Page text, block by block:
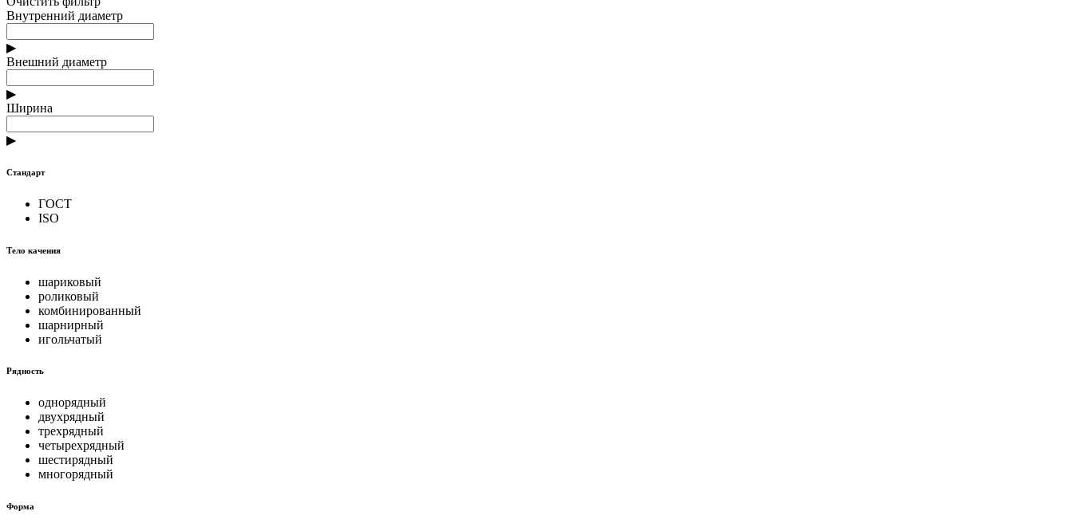
Внутренний диаметр
▶
Внешний диаметр
▶
Ширина
▶
Стандарт
ГОСТ
ISO
Тело качения
шариковый
роликовый
комбинированный
шарнирный
игольчатый
Рядность
однорядный
двухрядный
трехрядный
четырехрядный
шестирядный
многорядный
Форма